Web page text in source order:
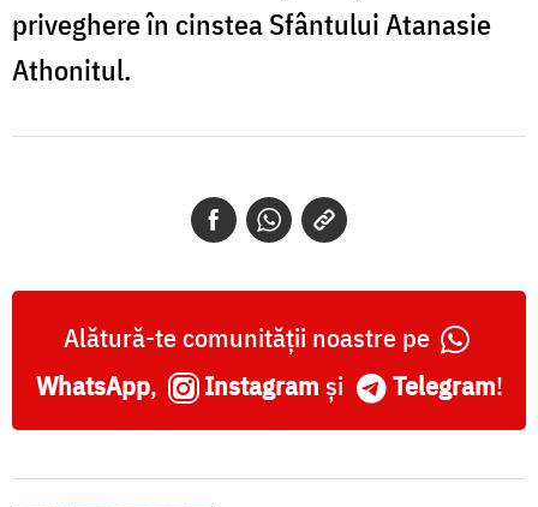
priveghere în cinstea Sfântului Atanasie
Athonitul.
Alătură-te comunității noastre pe
WhatsApp, Instagram și Telegram!